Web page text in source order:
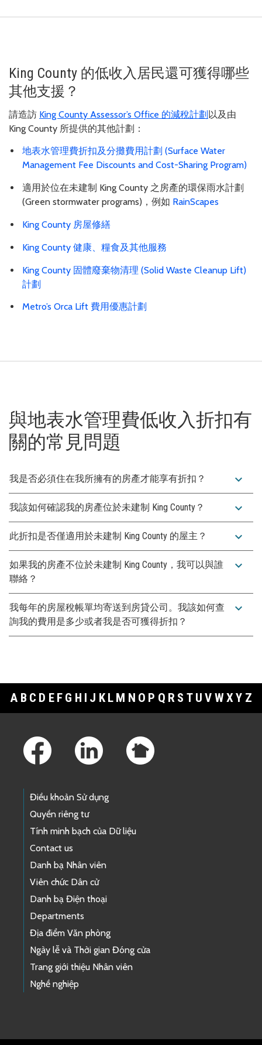
King County 的低收入居民還可獲得哪些
其他支援？
請造訪 King County Assessor’s Office 的減稅計劃以及由
King County 所提供的其他計劃：
地表水管理費折扣及分攤費用計劃 (Surface Water
Management Fee Discounts and Cost-Sharing Program)
適用於位在未建制 King County 之房產的環保雨水計劃
(Green stormwater programs)，例如 RainScapes
King County 房屋修繕
King County 健康、糧食及其他服務
King County 固體廢棄物清理 (Solid Waste Cleanup Lift)
計劃
Metro’s Orca Lift 費用優惠計劃
與地表水管理費低收入折扣有
關的常見問題
我是否必須住在我所擁有的房產才能享有折扣？ expand_more
我該如何確認我的房產位於未建制 King County？ expand_more
此折扣是否僅適用於未建制 King County 的屋主？ expand_more
如果我的房產不位於未建制 King County，我可以與誰
聯絡？
expand_more
我每年的房屋稅帳單均寄送到房貸公司。我該如何查
詢我的費用是多少或者我是否可獲得折扣？
expand_more
A B C D E F G H I J K L M N O P Q R S T U V WXY Z
Điều khoản Sử dụng
Quyền riêng tư
Tính minh bạch của Dữ liệu
Contact us
Danh bạ Nhân viên
Viên chức Dân cử
Danh bạ Điện thoại
Departments
Địa điểm Văn phòng
Ngày lễ và Thời gian Đóng cửa
Trang giới thiệu Nhân viên
Nghề nghiệp